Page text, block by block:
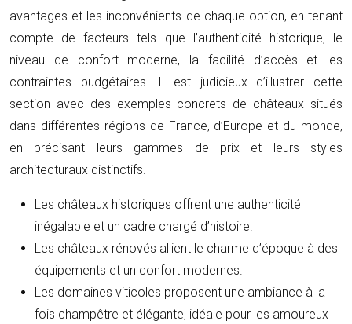
avantages et les inconvénients de chaque option, en tenant
compte de facteurs tels que l’authenticité historique, le
niveau de confort moderne, la facilité d’accès et les
contraintes budgétaires. Il est judicieux d’illustrer cette
section avec des exemples concrets de châteaux situés
dans différentes régions de France, d’Europe et du monde,
en précisant leurs gammes de prix et leurs styles
architecturaux distinctifs.
Les châteaux historiques offrent une authenticité
inégalable et un cadre chargé d’histoire.
Les châteaux rénovés allient le charme d’époque à des
équipements et un confort modernes.
Les domaines viticoles proposent une ambiance à la
fois champêtre et élégante, idéale pour les amoureux